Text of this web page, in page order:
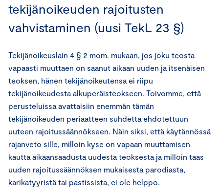
tekijänoikeuden rajoitusten
vahvistaminen (uusi TekL 23 §)
Tekijänoikeuslain 4 § 2 mom. mukaan, jos joku teosta
vapaasti muuttaen on saanut aikaan uuden ja itsenäisen
teoksen, hänen tekijänoikeutensa ei riipu
tekijänoikeudesta alkuperäisteokseen. Toivomme, että
perusteluissa avattaisiin enemmän tämän
tekijänoikeuden periaatteen suhdetta ehdotettuun
uuteen rajoitussäännökseen. Näin siksi, että käytännössä
rajanveto sille, milloin kyse on vapaan muuttamisen
kautta aikaansaadusta uudesta teoksesta ja milloin taas
uuden rajoitussäännöksen mukaisesta parodiasta,
karikatyyristä tai pastissista, ei ole helppo.